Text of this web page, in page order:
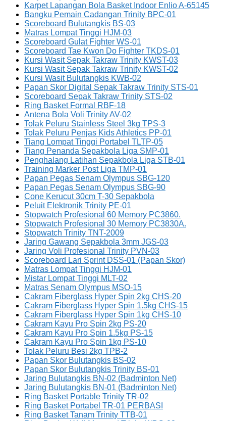
Karpet Lapangan Bola Basket Indoor Enlio A-65145
Bangku Pemain Cadangan Trinity BPC-01
Scoreboard Bulutangkis BS-03
Matras Lompat Tinggi HJM-03
Scoreboard Gulat Fighter WS-01
Scoreboard Tae Kwon Do Fighter TKDS-01
Kursi Wasit Sepak Takraw Trinity KWST-03
Kursi Wasit Sepak Takraw Trinity KWST-02
Kursi Wasit Bulutangkis KWB-02
Papan Skor Digital Sepak Takraw Trinity STS-01
Scoreboard Sepak Takraw Trinity STS-02
Ring Basket Formal RBF-18
Antena Bola Voli Trinity AV-02
Tolak Peluru Stainless Steel 3kg TPS-3
Tolak Peluru Penjas Kids Athletics PP-01
Tiang Lompat Tinggi Portabel TLTP-05
Tiang Penanda Sepakbola Liga SMP-01
Penghalang Latihan Sepakbola Liga STB-01
Training Marker Post Liga TMP-01
Papan Pegas Senam Olympus SBG-120
Papan Pegas Senam Olympus SBG-90
Cone Kerucut 30cm T-30 Sepakbola
Peluit Elektronik Trinity PE-01
Stopwatch Profesional 60 Memory PC3860.
Stopwatch Profesional 30 Memory PC3830A.
Stopwatch Trinity TNT-2009
Jaring Gawang Sepakbola 3mm JGS-03
Jaring Voli Profesional Trinity PVN-03
Scoreboard Lari Sprint DSS-01 (Papan Skor)
Matras Lompat Tinggi HJM-01
Mistar Lompat Tinggi MLT-02
Matras Senam Olympus MSO-15
Cakram Fiberglass Hyper Spin 2kg CHS-20
Cakram Fiberglass Hyper Spin 1.5kg CHS-15
Cakram Fiberglass Hyper Spin 1kg CHS-10
Cakram Kayu Pro Spin 2kg PS-20
Cakram Kayu Pro Spin 1.5kg PS-15
Cakram Kayu Pro Spin 1kg PS-10
Tolak Peluru Besi 2kg TPB-2
Papan Skor Bulutangkis BS-02
Papan Skor Bulutangkis Trinity BS-01
Jaring Bulutangkis BN-02 (Badminton Net)
Jaring Bulutangkis BN-01 (Badminton Net)
Ring Basket Portable Trinity TR-02
Ring Basket Portabel TR-01 PERBASI
Ring Basket Tanam Trinity TTB-01